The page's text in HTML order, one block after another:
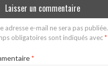
Laisser un commentaire
adresse e-mail ne sera pas publiée.
obligatoires sont indiqués avec*
*